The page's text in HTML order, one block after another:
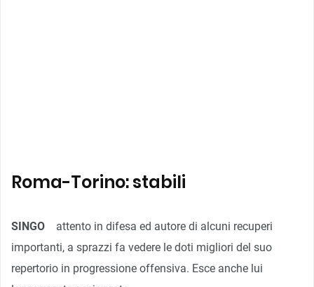
Roma-Torino: stabili
SINGO attento in difesa ed autore di alcuni recuperi
importanti, a sprazzi fa vedere le doti migliori del suo
repertorio in progressione offensiva. Esce anche lui